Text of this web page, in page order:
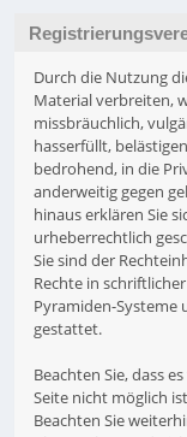
Durch die Nutzung
Material verbreiten,
missbräuchlich,
hasserfüllt,
bedrohend, in die
anderweitig gegen
hinaus erklären Sie
urheberrechtlich
Sie sind der
Rechte in
Pyramiden-Systeme
gestattet.
Beachten Sie, dass
Seite nicht möglich
Beachten Sie